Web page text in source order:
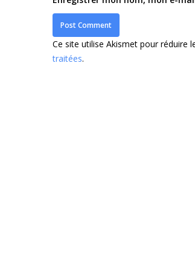
Ce site utilise Akismet pour réduire
traitées.